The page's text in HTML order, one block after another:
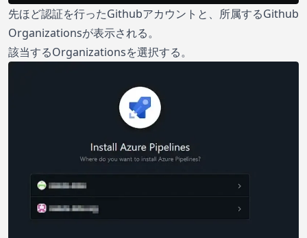
先ほど認証を行ったGithubアカウントと、所属するGithub
Organizationsが表示される。
該当するOrganizationsを選択する。